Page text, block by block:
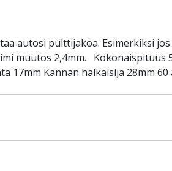
autosi pulttijakoa. Esimerkiksi
muutos 2,4mm. Kokonaispituus
17mm Kannan halkaisija 28mm